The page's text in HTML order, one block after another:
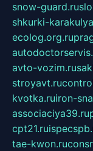
snow-guard.ru
shkurki-
ecolog.org.ru
avto-vozim.ru
stroyavt.ru
kvotka.ruiron-
associaciya39.ru
cpt21.ru
tae-kwon.ru